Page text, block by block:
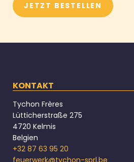
JETZT BESTELLEN
KONTAKT
Tychon Frères
Lütticherstraße 275
4720 Kelmis
Belgien
+32 87 63 95 20